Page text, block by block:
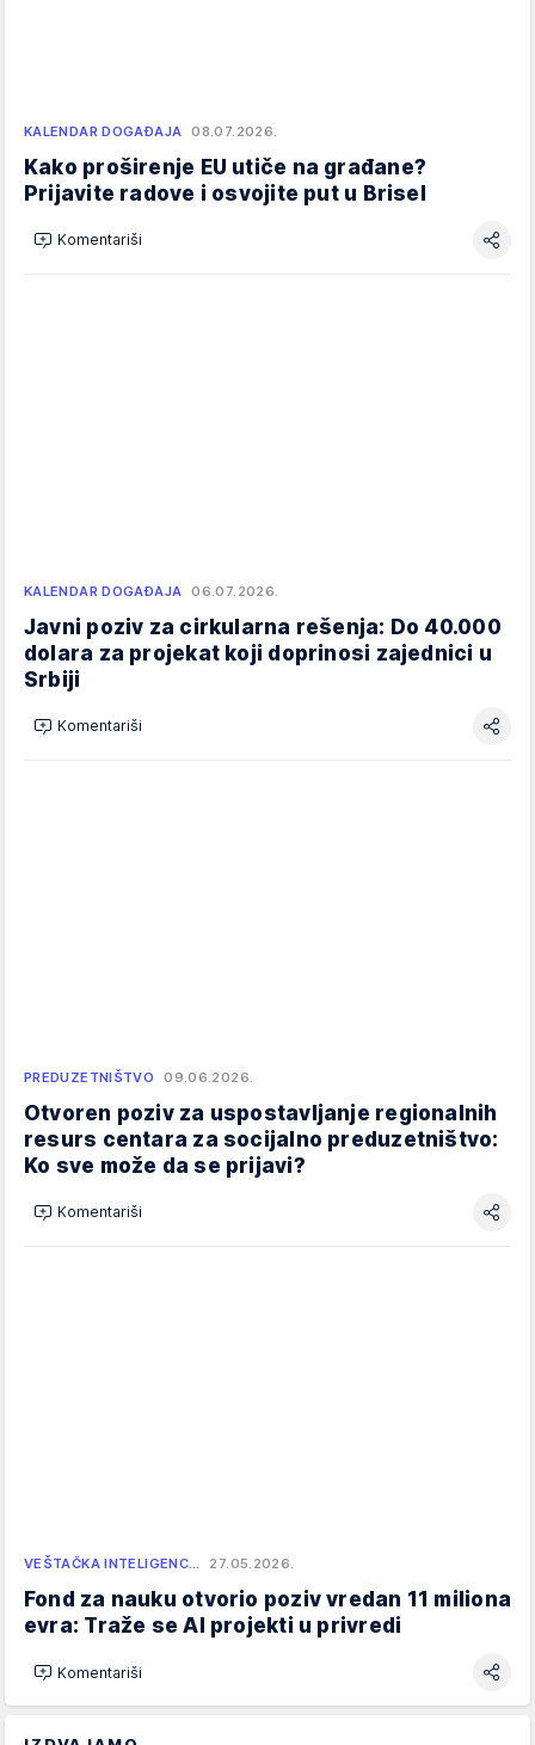
KALENDAR DOGAĐAJA 08.07.2026.
Kako proširenje EU utiče na građane?
Prijavite radove i osvojite put u Brisel
Komentariši
KALENDAR DOGAĐAJA 06.07.2026.
Javni poziv za cirkularna rešenja: Do 40.000
dolara za projekat koji doprinosi zajednici u
Srbiji
Komentariši
PREDUZETNIŠTVO 09.06.2026.
Otvoren poziv za uspostavljanje regionalnih
resurs centara za socijalno preduzetništvo:
Ko sve može da se prijavi?
Komentariši
VEŠTAČKA INTELIGENC… 27.05.2026.
Fond za nauku otvorio poziv vredan 11 miliona
evra: Traže se AI projekti u privredi
Komentariši